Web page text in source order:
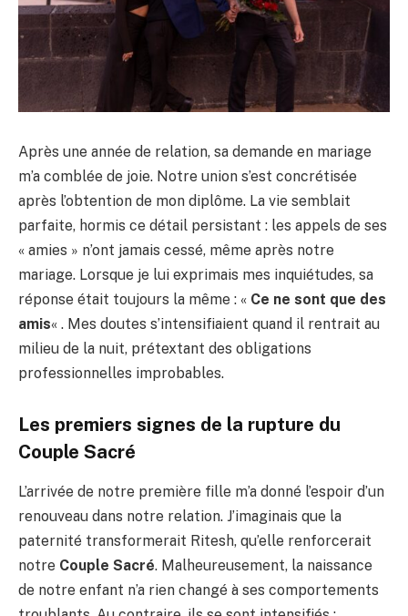
Après une année de relation, sa demande en mariage
m’a comblée de joie. Notre union s’est concrétisée
après l’obtention de mon diplôme. La vie semblait
parfaite, hormis ce détail persistant : les appels de ses
« amies » n’ont jamais cessé, même après notre
mariage. Lorsque je lui exprimais mes inquiétudes, sa
réponse était toujours la même : « Ce ne sont que des
amis« . Mes doutes s’intensifiaient quand il rentrait au
milieu de la nuit, prétextant des obligations
professionnelles improbables.
Les premiers signes de la rupture du
Couple Sacré
L’arrivée de notre première fille m’a donné l’espoir d’un
renouveau dans notre relation. J’imaginais que la
paternité transformerait Ritesh, qu’elle renforcerait
notre Couple Sacré. Malheureusement, la naissance
de notre enfant n’a rien changé à ses comportements